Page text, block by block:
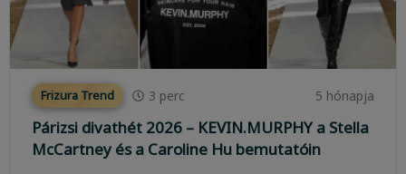
Frizura Trend 3 perc 5 hónapja
Párizsi divathét 2026 – KEVIN.MURPHY a Stella
McCartney és a Caroline Hu bemutatóin